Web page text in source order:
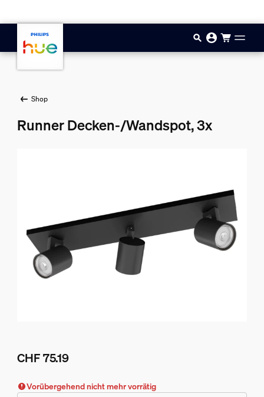
Shop
Runner Decken-/Wandspot, 3x
CHF 75.19
Vorübergehend nicht mehr vorrätig